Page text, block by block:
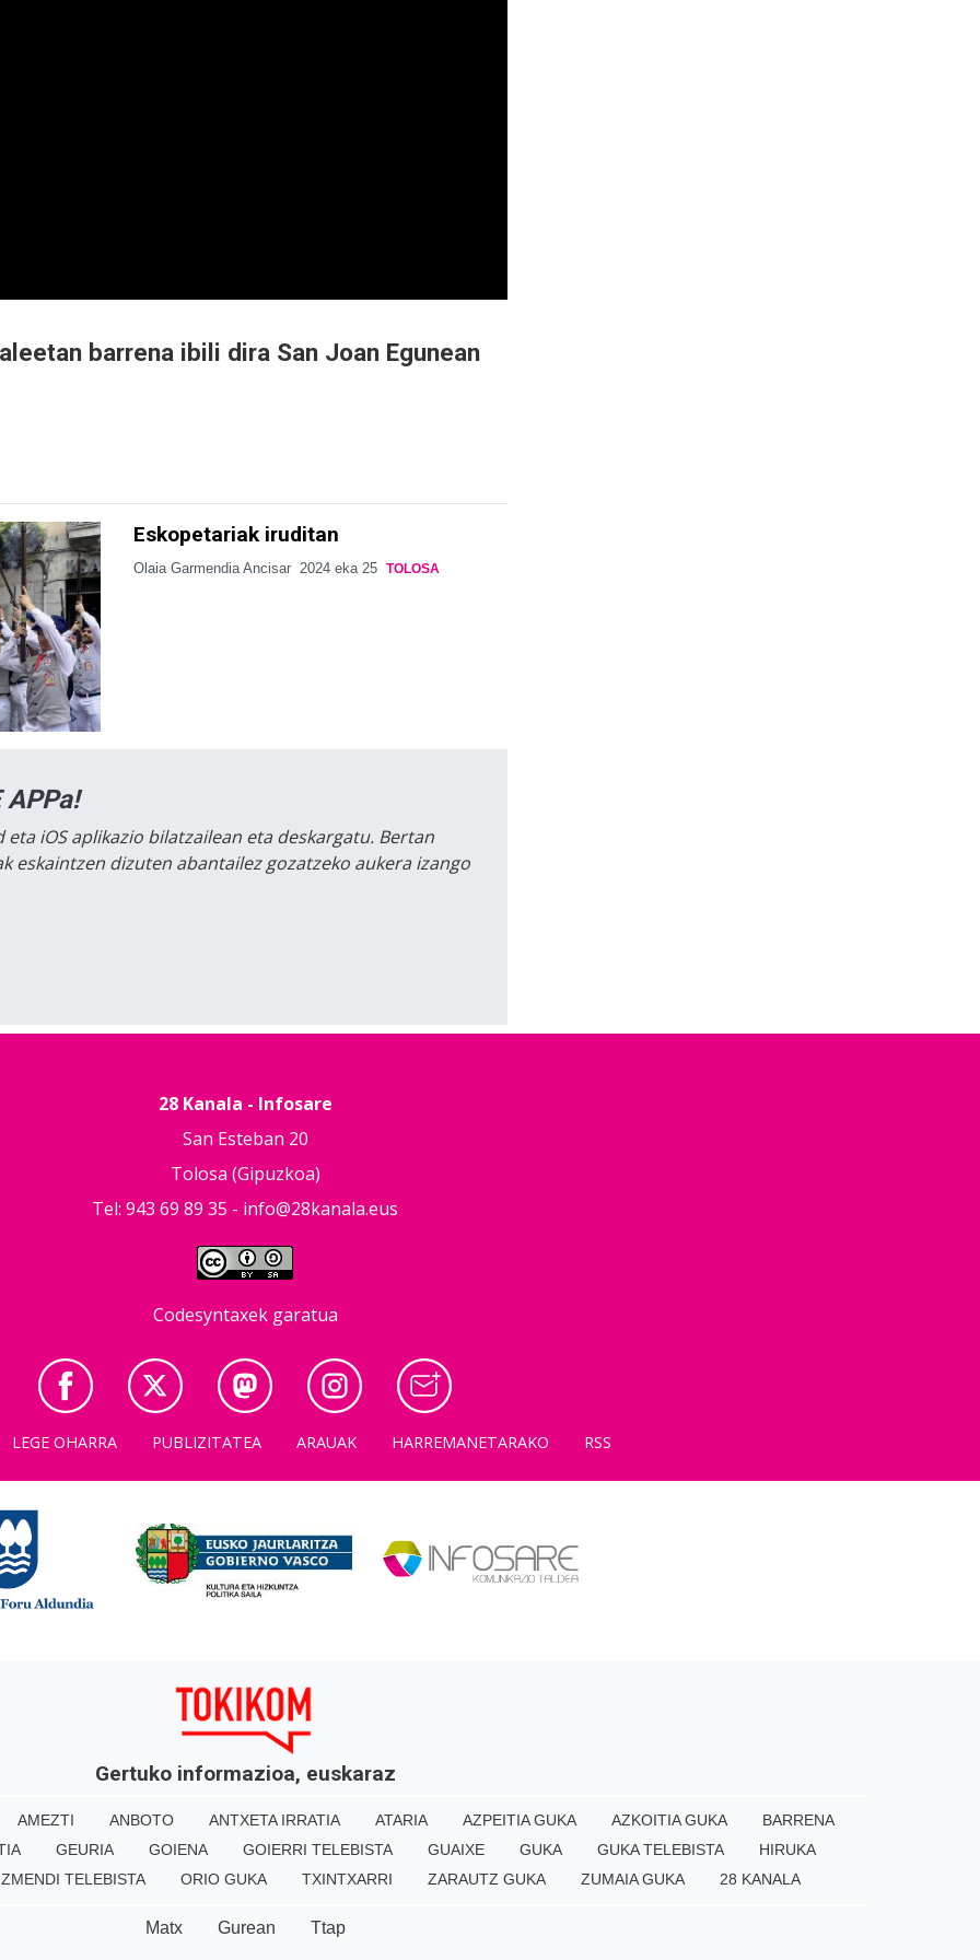
barrena ibili dira San Joan Egunean
Eskopetariak iruditan
Olaia Garmendia Ancisar 2024 eka 25 TOLOSA
APPa!
iOS aplikazio bilatzailean eta deskargatu. Bertan
eskaintzen dizuten abantailez gozatzeko aukera izango
28 Kanala - Infosare
San Esteban 20
Tolosa (Gipuzkoa)
Tel: 943 69 89 35 - info@28kanala.eus
Codesyntaxek garatua
LEGE OHARRA PUBLIZITATEA ARAUAK HARREMANETARAKO RSS
Gertuko informazioa, euskaraz
AMEZTI ANBOTO ANTXETA IRRATIA ATARIA AZPEITIA GUKA AZKOITIA GUKA
BARRENA
GEURIA GOIENA GOIERRI TELEBISTA GUAIXE GUKA GUKA TELEBISTA
HIRUKA
TELEBISTA ORIO GUKA TXINTXARRI ZARAUTZ GUKA ZUMAIA GUKA 28 KANALA
Matx Gurean Ttap